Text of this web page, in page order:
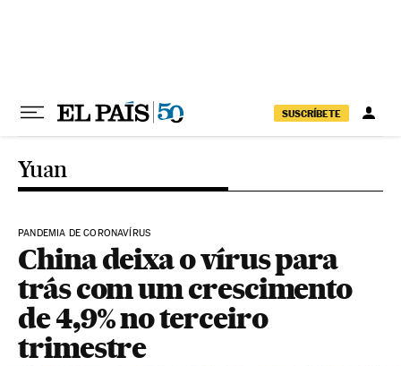
SUSCRÍBETE
Yuan
PANDEMIA DE CORONAVÍRUS
China deixa o vírus para
trás com um crescimento
de 4,9% no terceiro
trimestre